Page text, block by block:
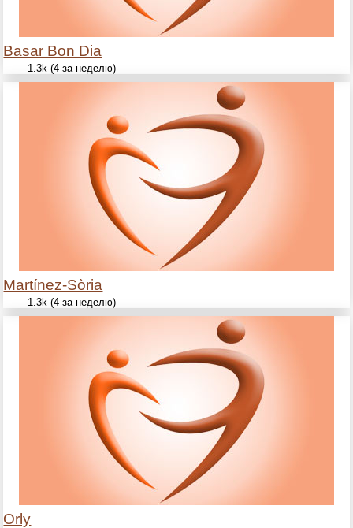
Basar Bon Dia
1.3k (4 за неделю)
Martínez-Sòria
1.3k (4 за неделю)
Orly